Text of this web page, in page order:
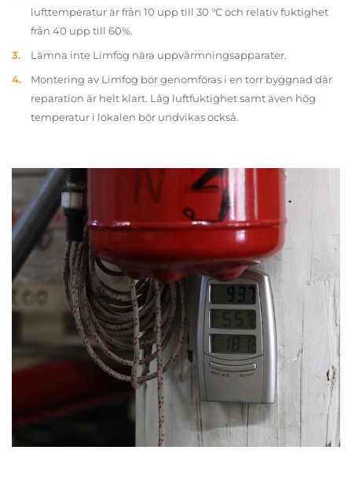
lufttemperatur är från 10 upp till 30 °C och relativ fuktighet
från 40 upp till 60%.
Lämna inte Limfog nära uppvärmningsapparater.
Montering av Limfog bör genomföras i en torr byggnad där
reparation är helt klart. Låg luftfuktighet samt även hög
temperatur i lokalen bör undvikas också.